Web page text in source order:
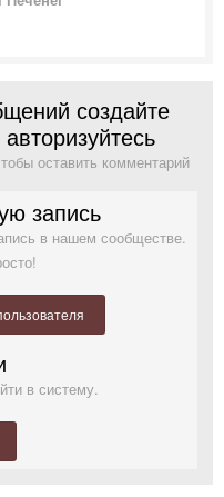
создайте
оставить комментарий
запись
в нашем сообществе.
в систему.